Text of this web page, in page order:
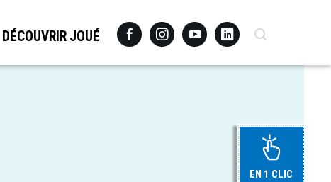
DÉCOUVRIR JOUÉ FacebookInstagramYoutubeLinkedinRecherche
EN 1 CLIC